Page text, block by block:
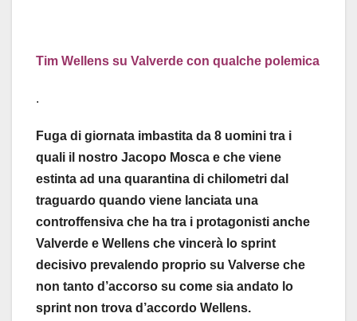
Tim Wellens su Valverde con qualche polemica
.
Fuga di giornata imbastita da 8 uomini tra i
quali il nostro Jacopo Mosca e che viene
estinta ad una quarantina di chilometri dal
traguardo quando viene lanciata una
controffensiva che ha tra i protagonisti anche
Valverde e Wellens che vincerà lo sprint
decisivo prevalendo proprio su Valverse che
non tanto d’accorso su come sia andato lo
sprint non trova d’accordo Wellens.